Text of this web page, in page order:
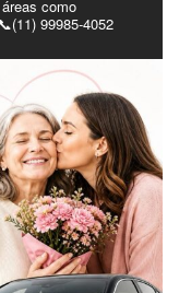
como
99985-4052